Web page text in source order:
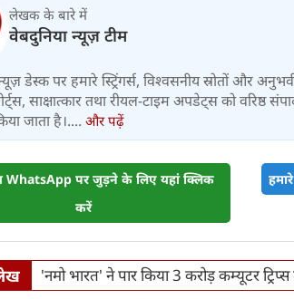
लेखक के बारे में
वेबदुनिया न्यूज़ टीम
डेस्क पर हमारे स्ट्रिंगर्स, विश्वसनीय स्रोतों और अनुभवी
साक्षात्कार तथा रीयल-टाइम अपडेट्स को वरिष्ठ
जाता है।.... और पढ़ें
WhatsApp पर जुड़ने के लिए यहां क्लिक
करें
'नमो भारत' ने पार किया 3 करोड़ कम्यूटर